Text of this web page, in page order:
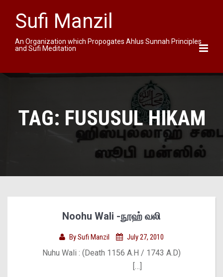
Sufi Manzil
An Organization which Propogates Ahlus Sunnah Principles
and Sufi Meditation
TAG: FUSUSUL HIKAM
Noohu Wali -நூஹ் வலி
BySufi Manzil July 27, 2010
Nuhu Wali : (Death 1156 A.H / 1743 A.D)
[…]